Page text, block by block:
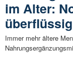
im Alter:
Immer mehr ältere